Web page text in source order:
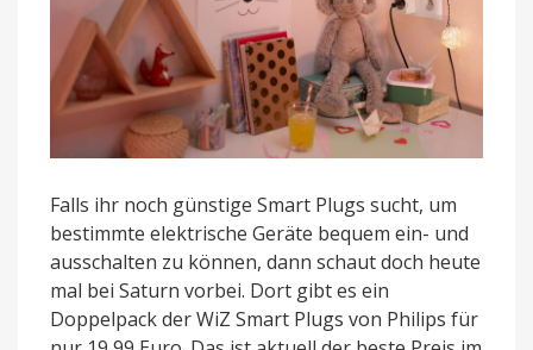
Falls ihr noch günstige Smart Plugs sucht, um
bestimmte elektrische Geräte bequem ein- und
ausschalten zu können, dann schaut doch heute
mal bei Saturn vorbei. Dort gibt es ein
Doppelpack der WiZ Smart Plugs von Philips für